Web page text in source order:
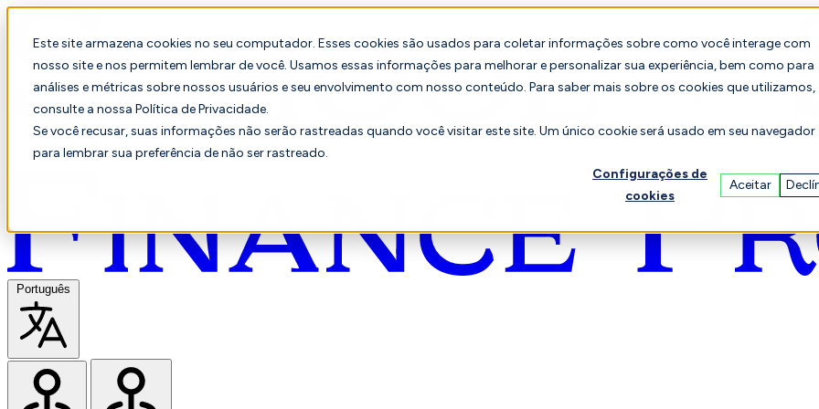
Este site armazena cookies no seu computador. Esses cookies são usados para coletar informações sobre como você interage com
nosso site e nos permitem lembrar de você. Usamos essas informações para melhorar e personalizar sua experiência, bem como para
análises e métricas sobre nossos usuários e seu envolvimento com nosso conteúdo. Para saber mais sobre os cookies que utilizamos,
consulte a nossa Política de Privacidade.
Se você recusar, suas informações não serão rastreadas quando você visitar este site. Um único cookie será usado em seu navegador
para lembrar sua preferência de não ser rastreado.
Configurações de
cookies
Aceitar
Português